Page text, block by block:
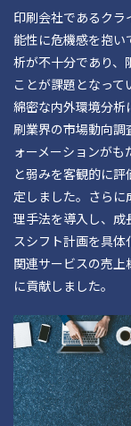
印刷会社であるク
能性に危機感を抱
析が不十分であり、
ことが課題となって
綿密な内外環境分
刷業界の市場動向調
ォーメーションが
と弱みを客観的に
定しました。さら
理手法を導入し、成
スシフト計画を具
関連サービスの売
に貢献しました。